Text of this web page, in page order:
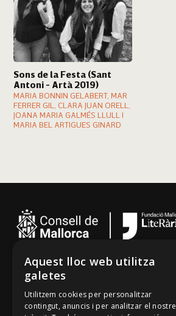
Sons de la Festa (Sant
Antoni - Artà 2019)
MARIA BONNIN GELABERT, MAR
FERRER GIL, CLARA JUAN ORELL,
JOANA MARIA GALMÉS LLULL I
MARIA BEL ARTIGUES GINARD
Cançoner
Tradicionari
Arxiu Oral
Aquest lloc web utilitza
galetes
Utilitzem cookies per personalitzar
contingut, anuncis i per analitzar el nostre